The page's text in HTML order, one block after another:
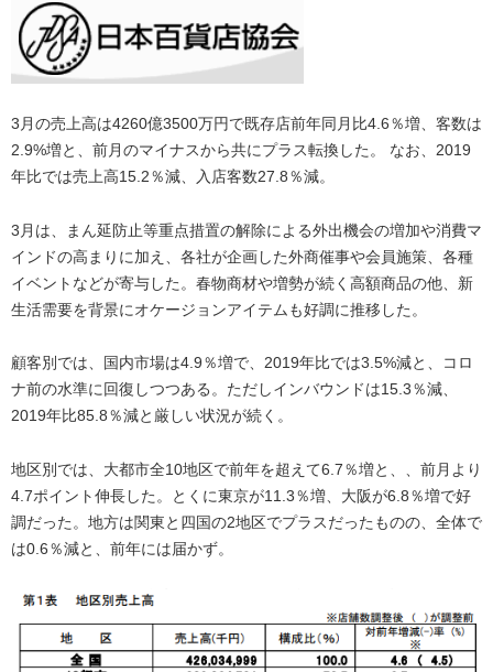
3月の売上高は4260億3500万円で既存店前年同月比4.6％増、客数は
2.9%増と、前月のマイナスから共にプラス転換した。 なお、2019
年比では売上高15.2％減、入店客数27.8％減。
3月は、まん延防止等重点措置の解除による外出機会の増加や消費マ
インドの高まりに加え、各社が企画した外商催事や会員施策、各種
イベントなどが寄与した。春物商材や増勢が続く高額商品の他、新
生活需要を背景にオケージョンアイテムも好調に推移した。
顧客別では、国内市場は4.9％増で、2019年比では3.5%減と、コロ
ナ前の水準に回復しつつある。ただしインバウンドは15.3％減、
2019年比85.8％減と厳しい状況が続く。
地区別では、大都市全10地区で前年を超えて6.7％増と、、前月より
4.7ポイント伸長した。とくに東京が11.3％増、大阪が6.8％増で好
調だった。地方は関東と四国の2地区でプラスだったものの、全体で
は0.6％減と、前年には届かず。